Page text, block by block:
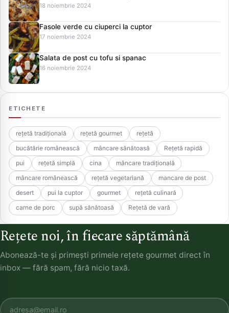
18 noiembrie 2024
Fasole verde cu ciuperci la cuptor
17 noiembrie 2024
Salata de post cu tofu si spanac
16 noiembrie 2024
ETICHETE
rețetă tradițională rețetă gourmet
rețetă
bucătărie românească
mâncare sănătoasă
Rețetă rapidă
pui
rețetă simplă cina
mâncare tradițională
mâncare românească
rețetă vegetariană
mancare de post
desert
pui la cuptor gourmet
rețetă culinară
carne de porc
supă sănătoasă Rețetă de vară
Rețete noi, în fiecare săptămână
Abonează-te și primești primele rețete gourmet direct în
inbox — fără spam, fără nicio taxă.